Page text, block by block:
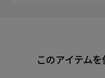
起こるのは 高級かつ上
このアイテム